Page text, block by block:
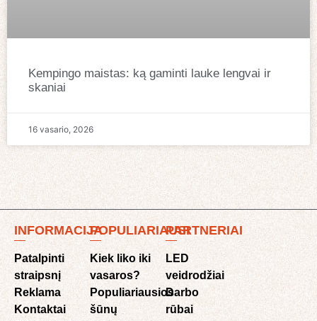
Kempingo maistas: ką gaminti lauke lengvai ir
skaniai
16 vasario, 2026
INFORMACIJA
Patalpinti
straipsnį
Reklama
Kontaktai
POPULIARIAUSI
Kiek liko iki
vasaros?
Populiariausios
šūnų
PARTNERIAI
LED
veidrodžiai
Darbo
rūbai